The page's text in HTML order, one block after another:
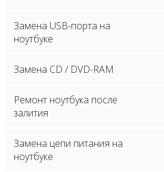
Замена USB-порта на
ноутбуке
Замена CD / DVD-RAM
Ремонт ноутбука после
залития
Замена цепи питания на
ноутбуке